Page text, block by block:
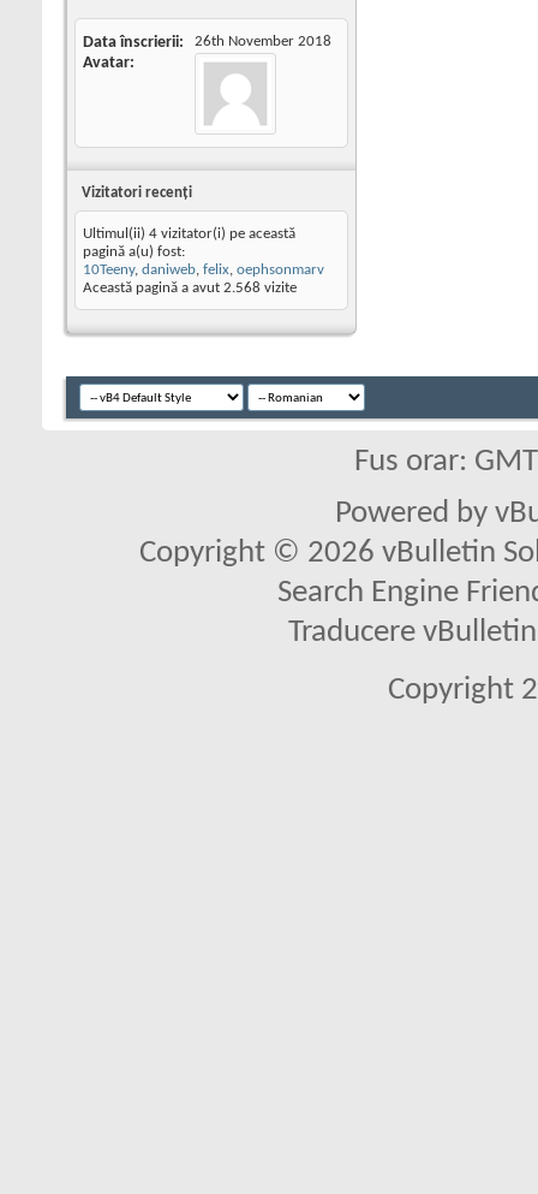
Data înscrierii 26th November 2018
Avatar
Vizitatori recenţi
Ultimul(ii) 4 vizitator(i) pe această
pagină a(u) fost:
10Teeny, daniweb, felix, oephsonmarv
Această pagină a avut 2.568 vizite
Fus orar:
Powered by
Copyright © 2026 vBulletin
Search Engine
Traducere
Copyright